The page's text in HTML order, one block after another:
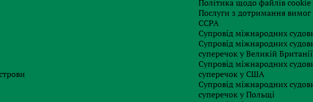
Політика щодо файлів cookie
Послуги з дотримання вимог
CCPA
Супровід міжнародних
Супровід міжнародних
суперечок у Великій Британії
Супровід міжнародних
суперечок у США
Супровід міжнародних
суперечок у Польщі